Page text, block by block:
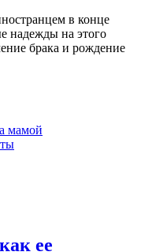
в конце
надежды на этого
брака и рождение
мамой
ее